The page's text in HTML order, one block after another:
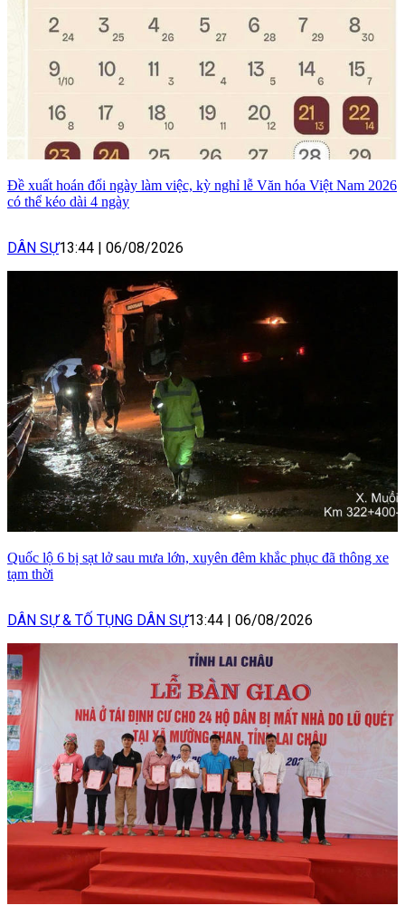
Đề xuất hoán đổi ngày làm việc, kỳ nghỉ lễ Văn hóa Việt Nam 2026
có thể kéo dài 4 ngày
DÂN SỰ13:44 06/08/2026
Quốc lộ 6 bị sạt lở sau mưa lớn, xuyên đêm khắc phục đã thông xe
tạm thời
DÂN SỰ & TỐ TỤNG DÂN SỰ13:44 06/08/2026